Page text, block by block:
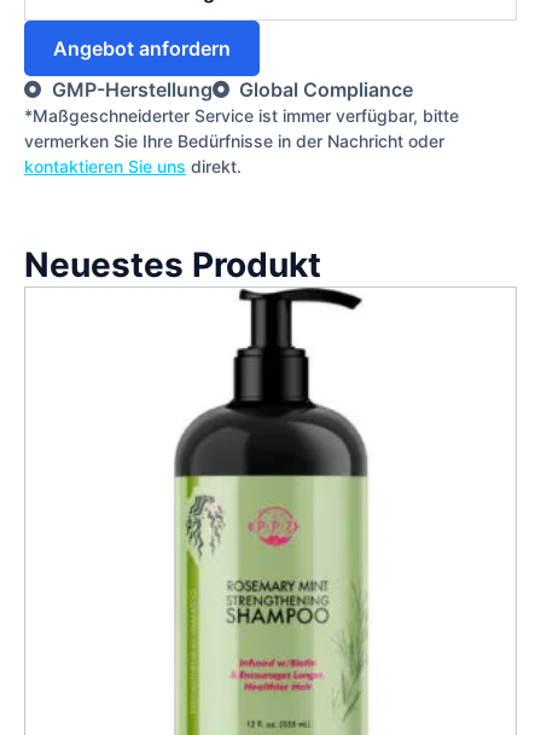
Angebot anfordern
GMP-Herstellung
Global Compliance
*Maßgeschneiderter Service ist immer verfügbar, bitte
vermerken Sie Ihre Bedürfnisse in der Nachricht oder
kontaktieren Sie uns direkt.
Neuestes Produkt